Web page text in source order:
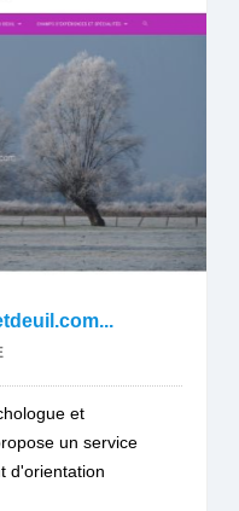
et
un service
d'orientation